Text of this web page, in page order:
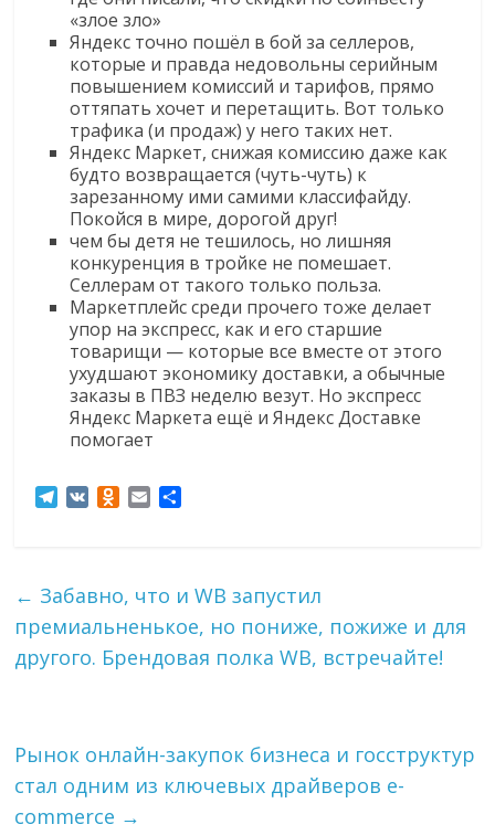
«злое зло»
Яндекс точно пошёл в бой за селлеров,
которые и правда недовольны серийным
повышением комиссий и тарифов, прямо
оттяпать хочет и перетащить. Вот только
трафика (и продаж) у него таких нет.
Яндекс Маркет, снижая комиссию даже как
будто возвращается (чуть-чуть) к
зарезанному ими самими классифайду.
Покойся в мире, дорогой друг!
чем бы детя не тешилось, но лишняя
конкуренция в тройке не помешает.
Селлерам от такого только польза.
Маркетплейс среди прочего тоже делает
упор на экспресс, как и его старшие
товарищи — которые все вместе от этого
ухудшают экономику доставки, а обычные
заказы в ПВЗ неделю везут. Но экспресс
Яндекс Маркета ещё и Яндекс Доставке
помогает
T
g
r
a
m
O
l
a
s
i
в
и
т
← Забавно, что и WB запустил
премиальненькое, но пониже, пожиже и для
другого. Брендовая полка WB, встречайте!
Рынок онлайн-закупок бизнеса и госструктур
стал одним из ключевых драйверов e-
commerce →